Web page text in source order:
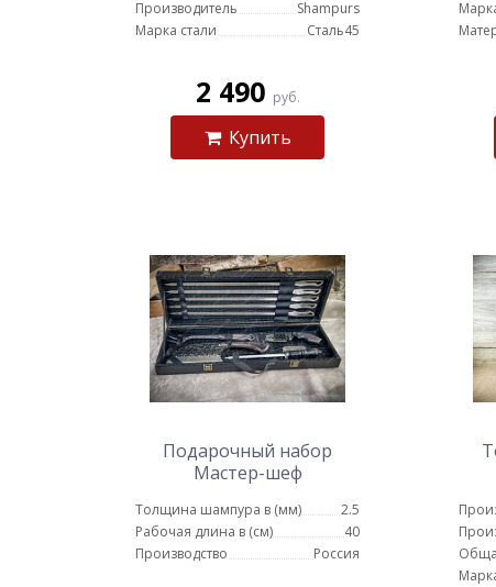
Производитель
Shampurs
Марка стали
Сталь45
2 490 руб.
Купить
Подарочный набор
Мастер-шеф
Толщина шампура в (мм)
2.5
Рабочая длина в (см)
40
Производство
Россия